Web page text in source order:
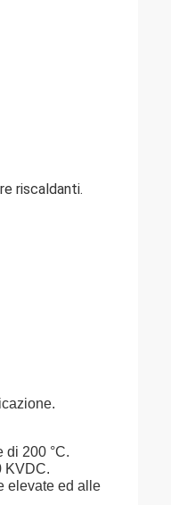
riscaldanti.
di 200 °C.
KVDC.
elevate ed alle